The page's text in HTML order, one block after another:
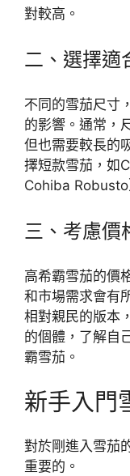
對較高。
二、選擇適
不同的雪茄尺寸
的影響。通常，
但也需要較長的
擇短款雪茄，如
Cohiba Robusto
三、考慮價
高希霸雪茄的價
和市場需求會有
相對親民的版本
的個體，了解自
霸雪茄。
新手入門
對於剛進入雪茄
重要的。